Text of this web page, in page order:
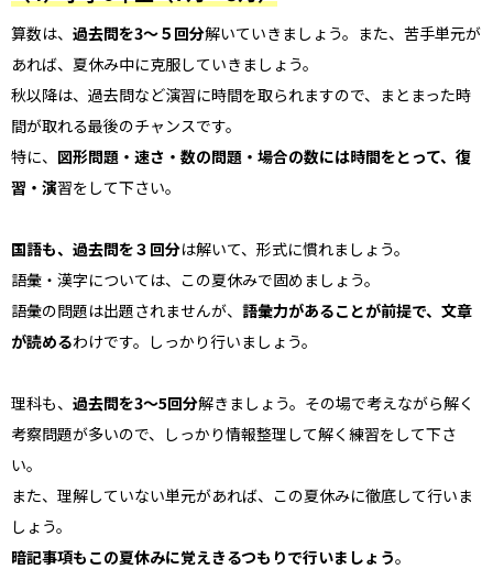
算数は、 過去問を3〜５回分解いていきましょう。また、苦手単元が
あれば、夏休み中に克服していきましょう。
秋以降は、過去問など演習に時間を取られますので、まとまった時
間が取れる最後のチャンスです。
特に、 図形問題・速さ・数の問題・場合の数には時間をとって、復
習・演習をして下さい。
国語も、過去問を３回分は解いて、形式に慣れましょう。
語彙・漢字については、この夏休みで固めましょう。
語彙の問題は出題されませんが、 語彙力があることが前提で、文章
が読めるわけです。しっかり行いましょう。
理科も、 過去問を3〜5回分解きましょう。その場で考えながら解く
考察問題が多いので、しっかり情報整理して解く練習をして下さ
い。
また、理解していない単元があれば、この夏休みに徹底して行いま
しょう。
暗記事項もこの夏休みに覚えきるつもりで行いましょう。